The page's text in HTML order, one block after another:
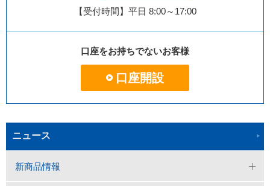
【受付時間】平日 8:00～17:00
口座をお持ちでないお客様
口座開設
ニュース
新商品情報